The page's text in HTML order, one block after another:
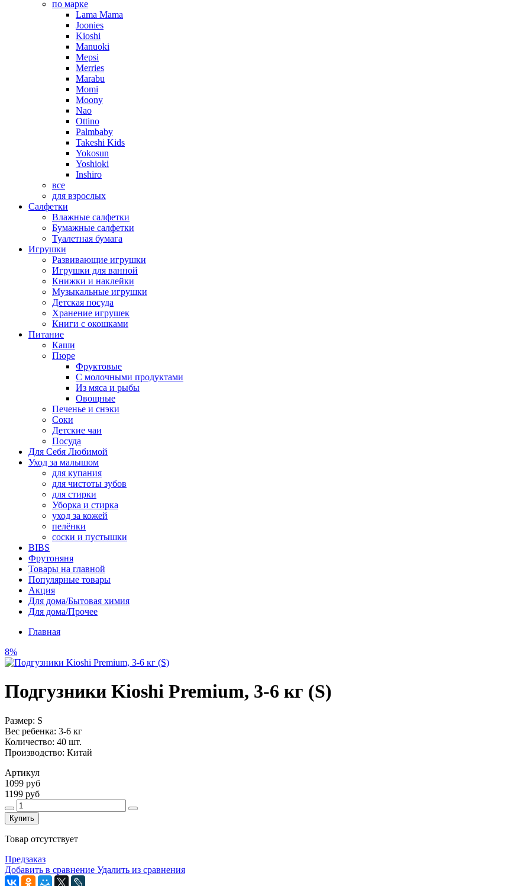
по марке
Lama Mama
Joonies
Kioshi
Manuoki
Mepsi
Merries
Marabu
Momi
Moony
Nao
Ottino
Palmbaby
Takeshi Kids
Yokosun
Yoshioki
Inshiro
все
для взрослых
Салфетки
Влажные салфетки
Бумажные салфетки
Туалетная бумага
Игрушки
Развивающие игрушки
Игрушки для ванной
Книжки и наклейки
Музыкальные игрушки
Детская посуда
Хранение игрушек
Книги с окошками
Питание
Каши
Пюре
Фруктовые
С молочными продуктами
Из мяса и рыбы
Овощные
Печенье и снэки
Соки
Детские чаи
Посуда
Для Себя Любимой
Уход за малышом
для купания
для чистоты зубов
для стирки
Уборка и стирка
уход за кожей
пелёнки
соски и пустышки
BIBS
Фрутоняня
Товары на главной
Популярные товары
Акция
Для дома/Бытовая химия
Для дома/Прочее
Главная
8%
Подгузники Kioshi Premium, 3-6 кг (S)
Размер: S
Вес ребенка: 3-6 кг
Количество: 40 шт.
Производство: Китай
Артикул
1099 руб
1199 руб
Купить
Товар отсутствует
Предзаказ
Добавить в сравнение Удалить из сравнения